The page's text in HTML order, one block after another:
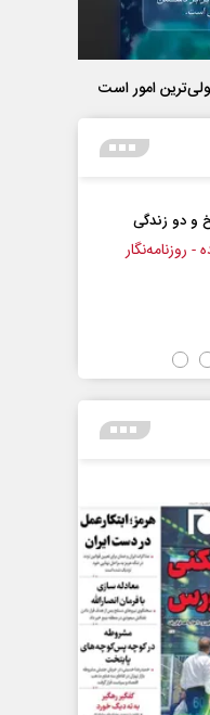
امور است
عقب‌نشینی ترامپ؟